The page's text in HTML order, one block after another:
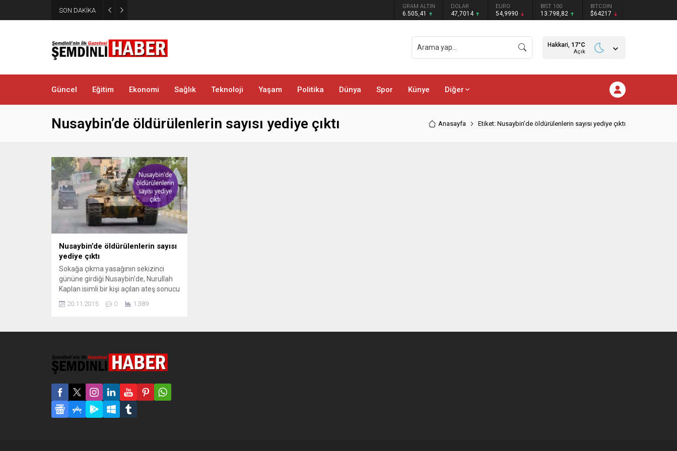
SON DAKİKA GRAM ALTIN
6.505,41
DOLAR
47,7014
EURO
54,9990
BIST 100
13.798,82
BITCOIN
$64217
Hakkari, 17°C
Açık
Güncel Eğitim Ekonomi Sağlık Teknoloji Yaşam Politika Dünya Spor Künye Diğer
Nusaybin’de öldürülenlerin sayısı yediye çıktı Anasayfa Etiket: Nusaybin’de öldürülenlerin sayısı yediye çıktı
Nusaybin’de öldürülenlerin sayısı
yediye çıktı
Sokağa çıkma yasağının sekizinci
gününe girdiği Nusaybin’de, Nurullah
Kaplan isimli bir kişi açılan ateş sonucu
kaybedenlerin sayısı yediye yükseldi.
Abldulkadirpaşa Mahallesi’ne ateş
açılması üzerine Tekin Sokak’ta
Kaplan,...
20.11.2015 0 1.389